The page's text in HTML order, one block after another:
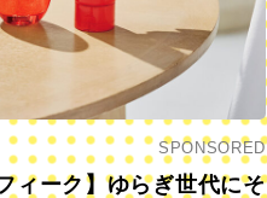
SPONSORED
ィーク】ゆらぎ世代にそ